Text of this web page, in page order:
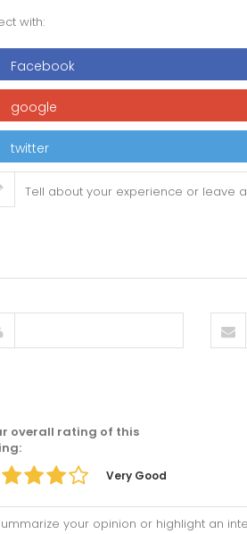
with:
overall rating of this
Very Good